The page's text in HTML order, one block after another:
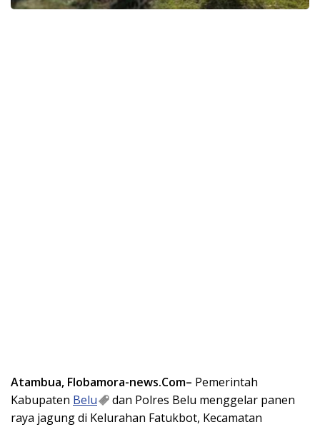
Atambua, Flobamora-news.Com– Pemerintah
Kabupaten Belu
dan Polres Belu menggelar panen
raya jagung di Kelurahan Fatukbot, Kecamatan